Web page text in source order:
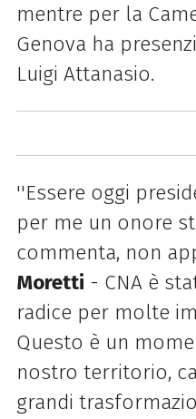
mentre per la
Genova ha
Luigi Attanasio.
''Essere oggi
per me un onore
commenta, non
Moretti - CNA è
radice per molte
Questo è un
nostro territorio,
grandi